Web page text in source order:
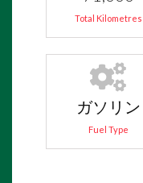
Total Kilometres
ガソリン
Fuel Type